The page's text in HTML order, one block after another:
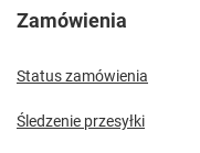
Zamówienia
Status zamówienia
Śledzenie przesyłki